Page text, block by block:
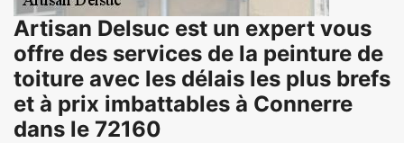
Artisan Delsuc est un expert vous
offre des services de la peinture de
toiture avec les délais les plus brefs
et à prix imbattables à Connerre
dans le 72160